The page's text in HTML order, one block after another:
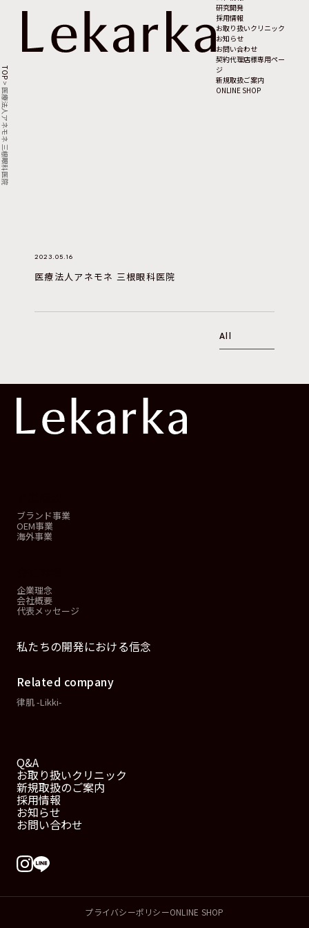
研究開発
採用情報
お取り扱いクリニック
お知らせ
お問い合わせ
契約代理店様専用ペー
ジ
新規取扱ご案内
ONLINE SHOP
TOP
>
医療法人アネモネ 三根眼科医院
2023.05.16
医療法人アネモネ 三根眼科医院
All
ブランド事業
OEM事業
海外事業
企業理念
会社概要
代表メッセージ
私たちの開発における信念
Related company
律肌 -Likki-
Q&A
お取り扱いクリニック
新規取扱のご案内
採用情報
お知らせ
お問い合わせ
プライバシーポリシーONLINE SHOP